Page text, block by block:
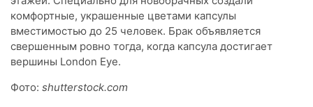
комфортные, украшенные цветами капсулы
вместимостью до 25 человек. Брак объявляется
свершенным ровно тогда, когда капсула достигает
вершины London Eye.
Фото: shutterstock.com